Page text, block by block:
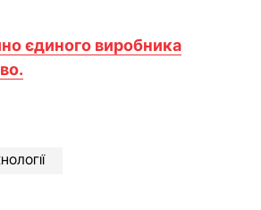
єдиного виробника